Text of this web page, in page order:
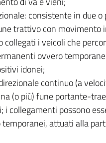
consistente in due
trattivo con movimento
i veicoli che
ovvero
idonei;
continuo (a
(o più) fune portante-
i collegamenti possono
attuati alla